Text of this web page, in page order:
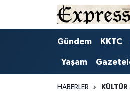
Gündem KKTC
Yaşam
HABERLER
ALAYKÖY
ALSANCAK
Hava Durumu
Trafik Durumu
Süper Lig Puan Durumu ve